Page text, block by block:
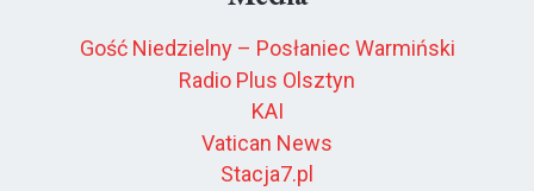
Gość Niedzielny – Posłaniec Warmiński
Radio Plus Olsztyn
KAI
Vatican News
Stacja7.pl